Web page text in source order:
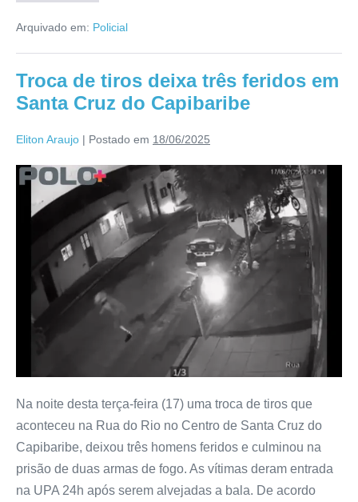
Arquivado em: Policial
Troca de tiros deixa três feridos em
Santa Cruz do Capibaribe
Eliton Araujo | Postado em 18/06/2025
Na noite desta terça-feira (17) uma troca de tiros que
aconteceu na Rua do Rio no Centro de Santa Cruz do
Capibaribe, deixou três homens feridos e culminou na
prisão de duas armas de fogo. As vítimas deram entrada
na UPA 24h após serem alvejadas a bala. De acordo